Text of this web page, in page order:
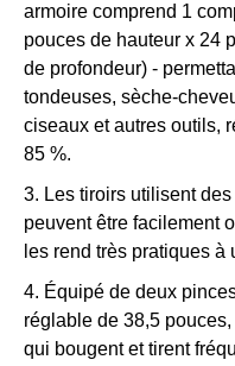
armoire comprend 1
pouces de hauteur x 24
de profondeur) -
tondeuses, sèche-
ciseaux et autres outils,
85 %.
3. Les tiroirs utilisent
peuvent être facilement
les rend très pratiques à
4. Équipé de deux
réglable de 38,5
qui bougent et tirent